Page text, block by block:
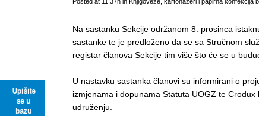
Upišite
se u
bazu
Na sastanku Sekcije održanom 8. prosinca
sastanke te je predloženo da se sa Stručnom
registar članova Sekcije tim više što će se u
U nastavku sastanka članovi su informirani o
izmjenama i dopunama Statuta UOGZ te
udruženju.